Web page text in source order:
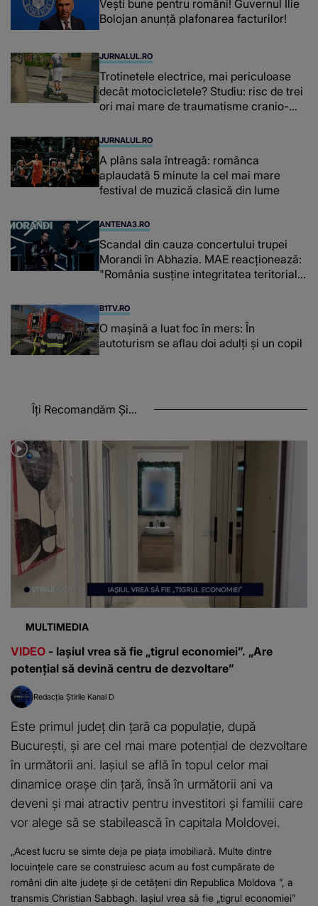
Vești bune pentru români! Guvernul Ilie
Bolojan anunță plafonarea facturilor!
JURNALUL.RO
Trotinetele electrice, mai periculoase
decât motocicletele? Studiu: risc de trei
ori mai mare de traumatisme cranio-
JURNALUL.RO
A plâns sala întreagă: românca
aplaudată 5 minute la cel mai mare
festival de muzică clasică din lume
ANTENA3.RO
Scandal din cauza concertului trupei
Morandi în Abhazia. MAE reacționează:
"România susține integritatea teritorială
B1TV.RO
O maşină a luat foc în mers: În
autoturism se aflau doi adulți și un copil
Îți Recomandăm Și...
MULTIMEDIA
VIDEO - Iașiul vrea să fie „tigrul economiei”. „Are
potențial să devină centru de dezvoltare”
Redacția Știrile Kanal D
Este primul județ din țară ca populație, după
București, și are cel mai mare potențial de dezvoltare
în următorii ani. Iașiul se află în topul celor mai
dinamice orașe din țară, însă în următorii ani va
deveni și mai atractiv pentru investitori și familii care
vor alege să se stabilească în capitala Moldovei.
„Acest lucru se simte deja pe piața imobiliară. Multe dintre
locuințele care se construiesc acum au fost cumpărate de
români din alte județe și de cetățeni din Republica Moldova ”, a
transmis Christian Sabbagh. Iașiul vrea să fie „tigrul economiei”